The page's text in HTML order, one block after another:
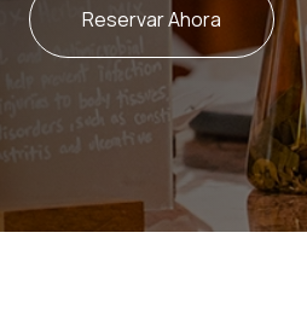
Reservar Ahora